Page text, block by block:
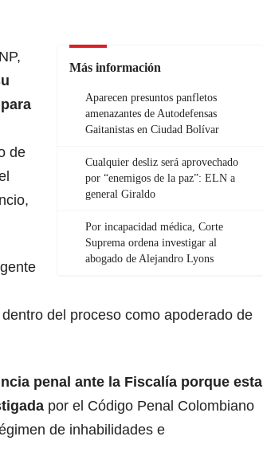
Más información
Aparecen presuntos panfletos
amenazantes de Autodefensas
Gaitanistas en Ciudad Bolívar
Cualquier desliz será aprovechado
por “enemigos de la paz”: ELN a
general Giraldo
Por incapacidad médica, Corte
Suprema ordena investigar al
abogado de Alejandro Lyons
de
del proceso como apoderado de
penal ante la Fiscalía porque esta
por el Código Penal Colombiano
de inhabilidades e